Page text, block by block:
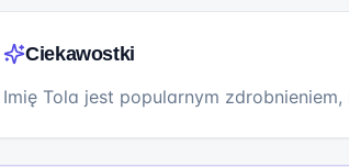
Ciekawostki
Imię Tola jest popularnym